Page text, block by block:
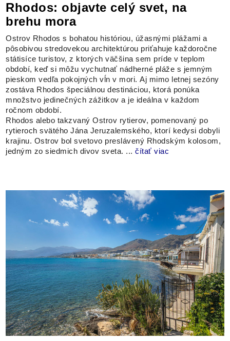
Rhodos: objavte celý svet, na
brehu mora
Ostrov Rhodos s bohatou históriou, úžasnými plážami a
pôsobivou stredovekou architektúrou priťahuje každoročne
státisíce turistov, z ktorých väčšina sem príde v teplom
období, keď si môžu vychutnať nádherné pláže s jemným
pieskom vedľa pokojných vĺn v mori. Aj mimo letnej sezóny
zostáva Rhodos špeciálnou destináciou, ktorá ponúka
množstvo jedinečných zážitkov a je ideálna v každom
ročnom období.
Rhodos alebo takzvaný Ostrov rytierov, pomenovaný po
rytieroch svätého Jána Jeruzalemského, ktorí kedysi dobyli
krajinu. Ostrov bol svetovo preslávený Rhodským kolosom,
jedným zo siedmich divov sveta. ...čítať viac